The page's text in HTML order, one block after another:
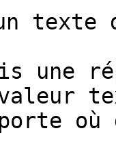
texte
une
où